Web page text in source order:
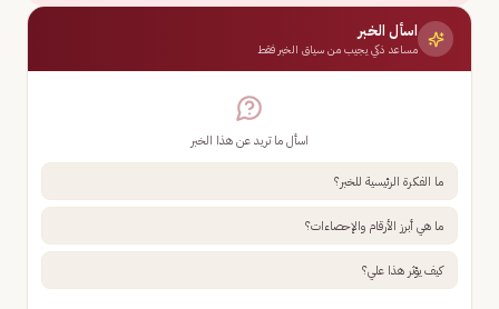
اسأل الخبر
مساعد ذكي يجيب من سياق الخبر فقط
اسأل ما تريد عن هذا الخبر
ما الفكرة الرئيسية للخبر؟
ما هي أبرز الأرقام والإحصاءات؟
كيف يؤثر هذا علي؟